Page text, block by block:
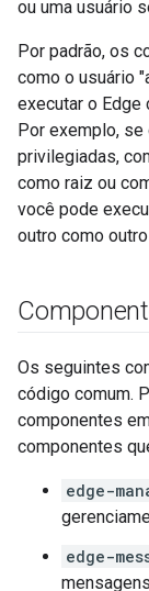
ou uma usuário
Por padrão, os
como o usuário
executar o
Por exemplo,
privilegiadas,
como raiz ou
você pode
outro como
Os seguintes
código comum.
componentes
componentes
edge-
edge-